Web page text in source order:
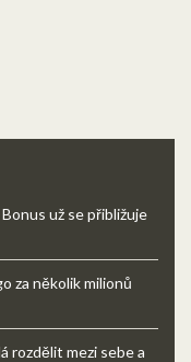
už se přibližuje
za několik milionů
rozdělit mezi sebe a